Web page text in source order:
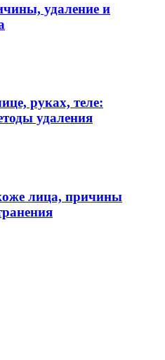
удаление и
руках, теле:
удаления
лица, причины